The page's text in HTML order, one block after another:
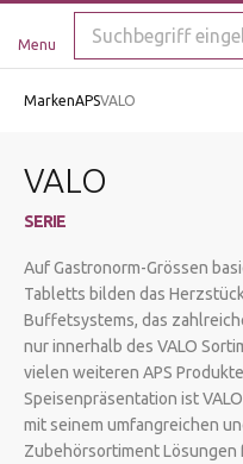
Menu
MarkenAPSVALO
VALO
SERIE
Auf Gastronorm-Grössen
Tabletts bilden das
Buffetsystems, das
nur innerhalb des VALO
vielen weiteren APS
Speisenpräsentation ist
mit seinem umfangreichen
Zubehörsortiment